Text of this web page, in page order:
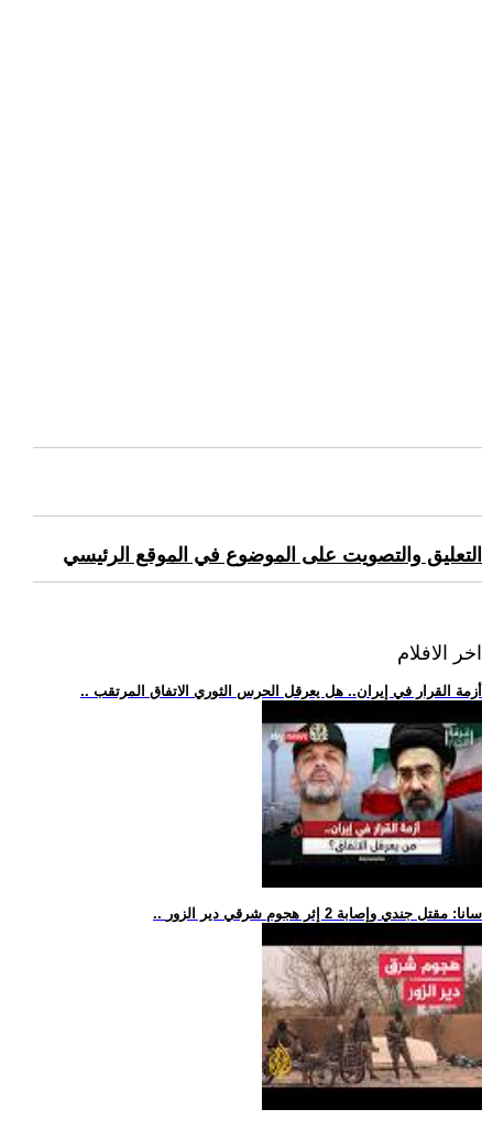
التعليق والتصويت على الموضوع في الموقع الرئيسي
اخر الافلام
.. أزمة القرار في إيران.. هل يعرقل الحرس الثوري الاتفاق المرتقب
.. سانا: مقتل جندي وإصابة 2 إثر هجوم شرقي دير الزور